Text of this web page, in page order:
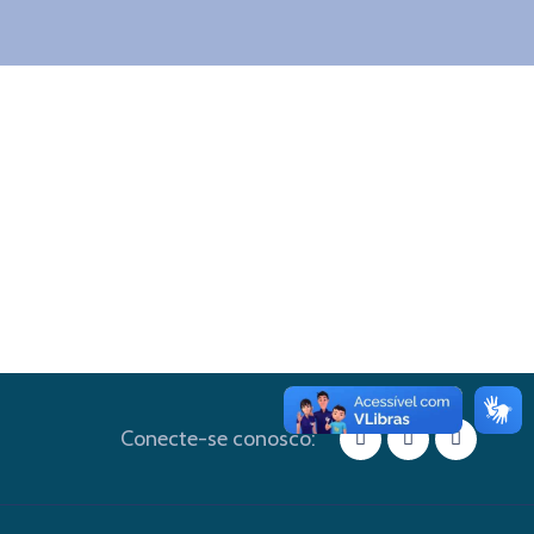
Conecte-se conosco: